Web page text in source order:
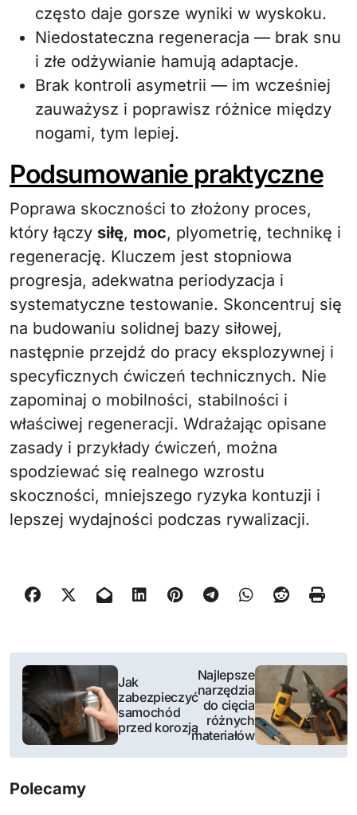
często daje gorsze wyniki w wyskoku.
Niedostateczna regeneracja — brak snu
i złe odżywianie hamują adaptacje.
Brak kontroli asymetrii — im wcześniej
zauważysz i poprawisz różnice między
nogami, tym lepiej.
Podsumowanie praktyczne
Poprawa skoczności to złożony proces,
który łączy siłę, moc, plyometrię, technikę i
regenerację. Kluczem jest stopniowa
progresja, adekwatna periodyzacja i
systematyczne testowanie. Skoncentruj się
na budowaniu solidnej bazy siłowej,
następnie przejdź do pracy eksplozywnej i
specyficznych ćwiczeń technicznych. Nie
zapominaj o mobilności, stabilności i
właściwej regeneracji. Wdrażając opisane
zasady i przykłady ćwiczeń, można
spodziewać się realnego wzrostu
skoczności, mniejszego ryzyka kontuzji i
lepszej wydajności podczas rywalizacji.
N
w
i
g
Jak
zabezpieczyć
samochód
przed korozją
Najlepsze
narzędzia
do cięcia
różnych
materiałów
Polecamy